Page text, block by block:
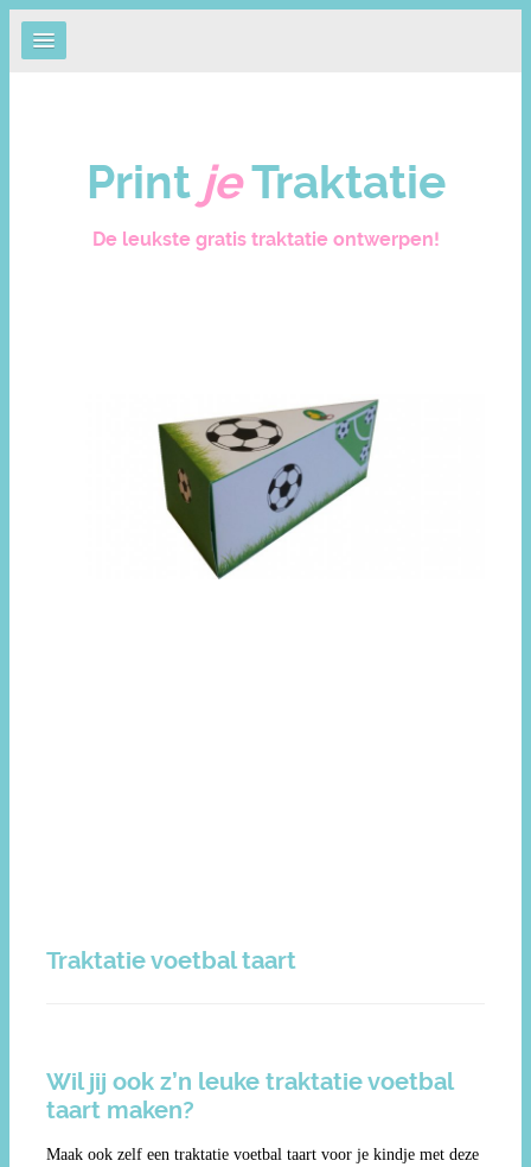
Print je Traktatie
De leukste gratis traktatie ontwerpen!
Traktatie voetbal taart
Wil jij ook z’n leuke traktatie voetbal
taart maken?
Maak ook zelf een traktatie voetbal taart voor je kindje met deze